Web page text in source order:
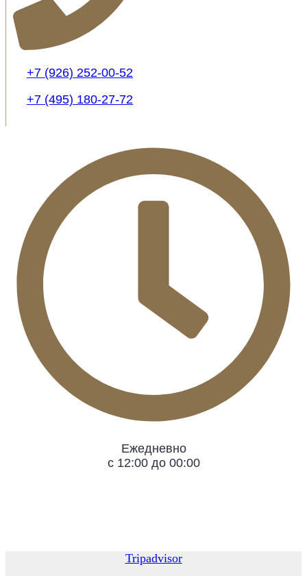
+7 (926) 252-00-52
+7 (495) 180-27-72
Ежедневно
с 12:00 до 00:00
Tripadvisor